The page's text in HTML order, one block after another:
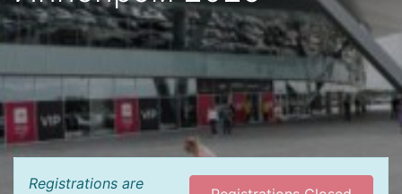
Registrations are